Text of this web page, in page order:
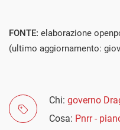
FONTE: elaborazione
(ultimo aggiornamento:
Chi: governo
Cosa: Pnrr -